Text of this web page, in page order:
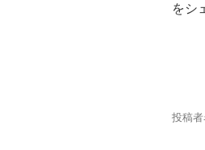
をシ
投稿